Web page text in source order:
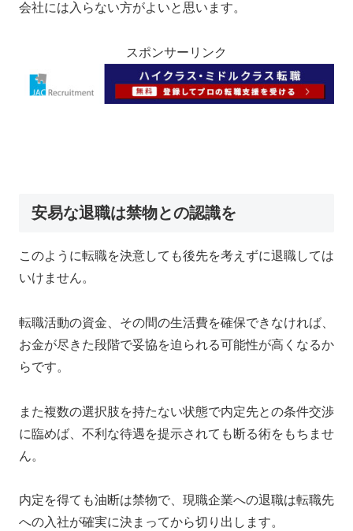
会社には入らない方がよいと思います。
スポンサーリンク
安易な退職は禁物との認識を
このように転職を決意しても後先を考えずに退職しては
いけません。
転職活動の資金、その間の生活費を確保できなければ、
お金が尽きた段階で妥協を迫られる可能性が高くなるか
らです。
また複数の選択肢を持たない状態で内定先との条件交渉
に臨めば、不利な待遇を提示されても断る術をもちませ
ん。
内定を得ても油断は禁物で、現職企業への退職は転職先
への入社が確実に決まってから切り出します。